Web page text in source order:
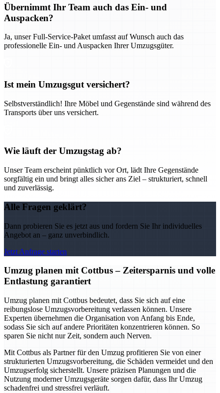
Übernimmt Ihr Team auch das Ein- und
Auspacken?
Ja, unser Full-Service-Paket umfasst auf Wunsch auch das
professionelle Ein- und Auspacken Ihrer Umzugsgüter.
Ist mein Umzugsgut versichert?
Selbstverständlich! Ihre Möbel und Gegenstände sind während des
Transports über uns versichert.
Wie läuft der Umzugstag ab?
Unser Team erscheint pünktlich vor Ort, lädt Ihre Gegenstände
sorgfältig ein und bringt alles sicher ans Ziel – strukturiert, schnell
und zuverlässig.
Alle Fragen geklärt?
Dann probieren Sie es jetzt aus und fordern Sie Ihr individuelles
Angebot an – ganz unverbindlich.
Jetzt Anfrage starten
Umzug planen mit Cottbus – Zeitersparnis und volle
Entlastung garantiert
Umzug planen mit Cottbus bedeutet, dass Sie sich auf eine
reibungslose Umzugsvorbereitung verlassen können. Unsere
Experten übernehmen die Organisation von Anfang bis Ende,
sodass Sie sich auf andere Prioritäten konzentrieren können. So
sparen Sie nicht nur Zeit, sondern auch Nerven.
Mit Cottbus als Partner für den Umzug profitieren Sie von einer
strukturierten Umzugsvorbereitung, die Schäden vermeidet und den
Umzugserfolg sicherstellt. Unsere präzisen Planungen und die
Nutzung moderner Umzugsgeräte sorgen dafür, dass Ihr Umzug
schadenfrei und stressfrei verläuft.